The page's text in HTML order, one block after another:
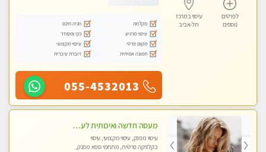
לפרטים
נוספים
עיסוי במרכז
תל-אביב
מקלחת
חניה חינם
עיסוי מרגיע
נקי ומסודר
מקום פרטי
עיסוי מקצועי
תמונה אמיתית
דוברת עיברית
055-4532013
מעסה חדשה ואיכותית לעיסוי מרגיע ומפנק VIP-מומלץ לחלוטין! פרטי! -ללא מין !!
עיסוי מפנק, עיסוי מקצועי, עיסוי
בקלניקה פרטית, מתחמי ספא מפנק,